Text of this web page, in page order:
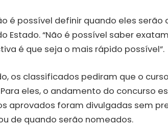
é possível definir quando eles serão
Estado. “Não é possível saber
é que seja o mais rápido possível”.
os classificados pediram que o
eles, o andamento do concurso
aprovados foram divulgadas sem
de quando serão nomeados.